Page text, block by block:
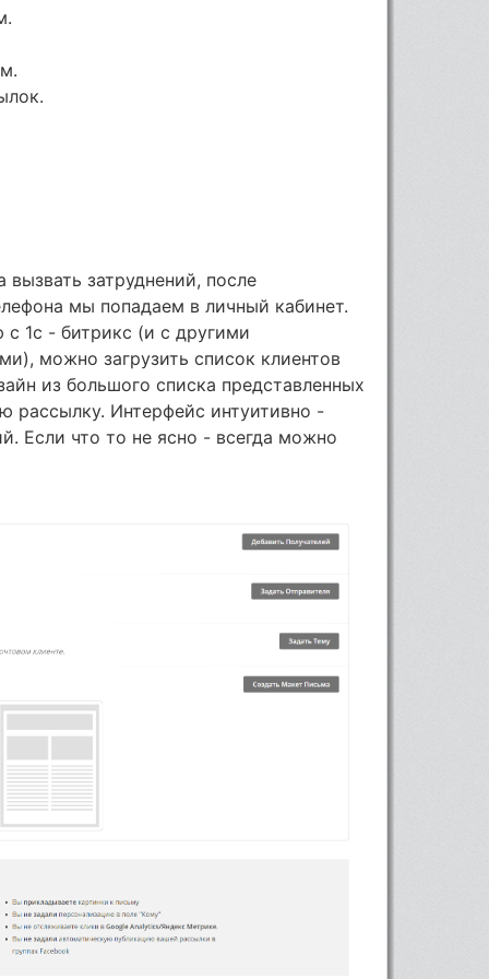
затруднений, после
мы попадаем в личный кабинет.
1с - битрикс (и с другими
можно загрузить список клиентов
из большого списка представленных
рассылку. Интерфейс интуитивно -
Если что то не ясно - всегда можно